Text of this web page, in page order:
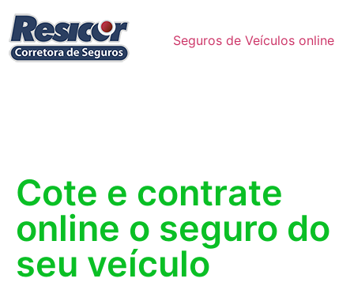
Seguros de Veículos online
Cote e contrate
online o seguro do
seu veículo